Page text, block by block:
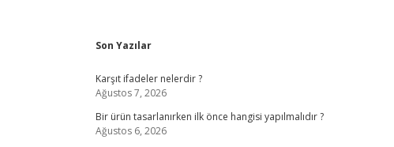
Sidebar
Son Yazılar
Karşıt ifadeler nelerdir ?
Ağustos 7, 2026
Bir ürün tasarlanırken ilk önce hangisi yapılmalıdır ?
Ağustos 6, 2026